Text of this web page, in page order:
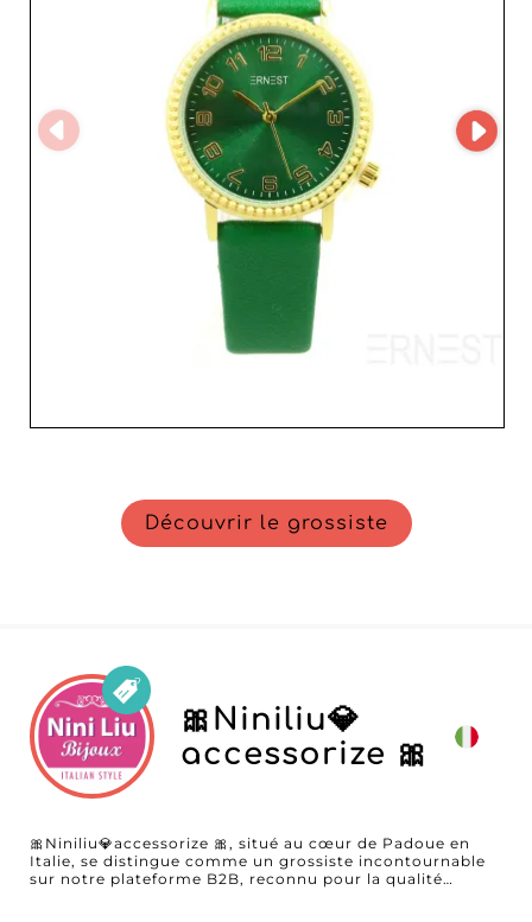
Cette technologie facilite l'accès à un catalogue riche et
à jour, simplifiant vos démarches et vous permettant de
gérer vos commandes avec une grande efficacité.
Travailler avec ERNEST, c'est aussi s'assurer d'une
relation de confiance. La réputation du grossiste repose
sur des partenariats durables et un service client
attentif, garantissant ainsi aux revendeurs une
tranquillité d'esprit précieuse dans le monde compétitif
de la mode actuelle. Avec ERNEST, boostez votre chiffre
d'affaires tout en offrant des produits qui captivent et
fidélisent votre clientèle.
Découvrir le grossiste
🎀Niniliu💎
accessorize 🎀
🎀Niniliu💎accessorize 🎀, situé au cœur de Padoue en
Italie, se distingue comme un grossiste incontournable
sur notre plateforme B2B, reconnu pour la qualité